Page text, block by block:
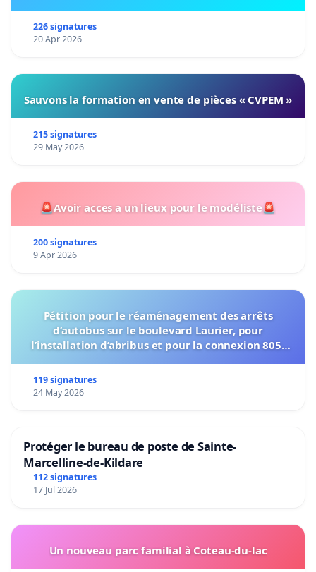
226 signatures
20 Apr 2026
Sauvons la formation en vente de pièces « CVPEM »
215 signatures
29 May 2026
🚨Avoir acces a un lieux pour le modéliste🚨
200 signatures
9 Apr 2026
Pétition pour le réaménagement des arrêts
d’autobus sur le boulevard Laurier, pour
l’installation d’abribus et pour la connexion 805-
119 signatures
24 May 2026
Protéger le bureau de poste de Sainte-
Marcelline-de-Kildare
112 signatures
17 Jul 2026
Un nouveau parc familial à Coteau-du-lac